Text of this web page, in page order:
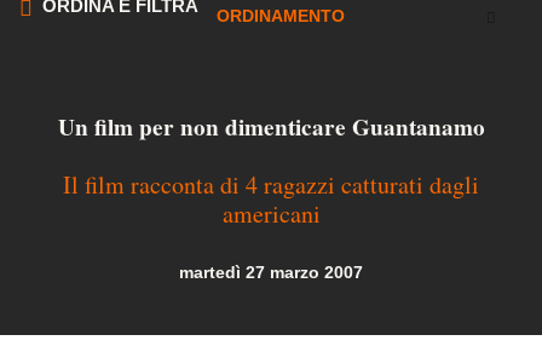
ORDINA E FILTRA
ORDINAMENTO
Un film per non dimenticare Guantanamo
Il film racconta di 4 ragazzi catturati dagli
americani
martedì 27 marzo 2007